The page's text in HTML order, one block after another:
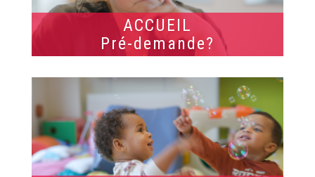
ACCUEIL
Pré-demande?